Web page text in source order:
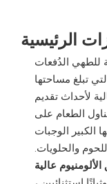
الرئيسية
للطهي الدُفعات
تبلغ مساحتها
لأحداث تقديم
الطعام على
الكبير الوجبات
والحلويات.
الألومنيوم عالية